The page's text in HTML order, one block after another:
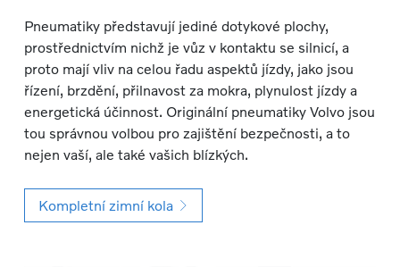
Pneumatiky představují jediné dotykové plochy,
prostřednictvím nichž je vůz v kontaktu se silnicí, a
proto mají vliv na celou řadu aspektů jízdy, jako jsou
řízení, brzdění, přilnavost za mokra, plynulost jízdy a
energetická účinnost. Originální pneumatiky Volvo jsou
tou správnou volbou pro zajištění bezpečnosti, a to
nejen vaší, ale také vašich blízkých.
Kompletní zimní kola